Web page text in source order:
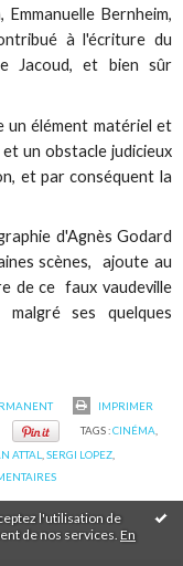
l'utilisation de
de nos services. En
Bernheim,
à l'écriture du
Jacoud, et bien sûr
un élément matériel et
un obstacle judicieux
et par conséquent la
d'Agnès Godard
scènes, ajoute au
de ce faux vaudeville
ses quelques
IMPRIMER
TAGS :CINÉMA
ATTAL ,SERGI LOPEZ